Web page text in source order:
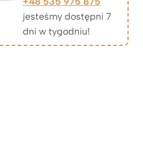
jesteśmy dostępni 7
dni w tygodniu!